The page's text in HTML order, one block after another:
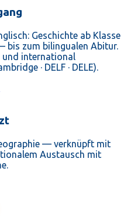
Geschichte ab Klasse
bis zum bilingualen Abitur.
und international
· DELF · DELE).
— verknüpft mit
Austausch mit